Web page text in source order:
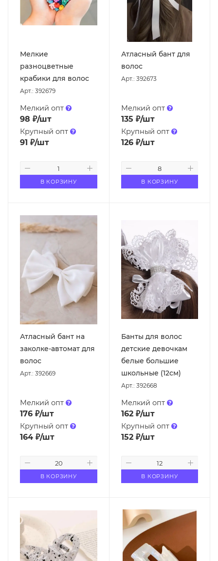
Мелкие
разноцветные
крабики для волос
Арт.: 392679
Мелкий опт
98 ₽/шт
Крупный опт
91 ₽/шт
В КОРЗИНУ
Атласный бант для
волос
Арт.: 392673
Мелкий опт
135 ₽/шт
Крупный опт
126₽/шт
В КОРЗИНУ
Атласный бант на
заколке-автомат для
волос
Арт.: 392669
Мелкий опт
176 ₽/шт
Крупный опт
164 ₽/шт
В КОРЗИНУ
Банты для волос
детские девочкам
белые большие
школьные (12см)
Арт.: 392668
Мелкий опт
162₽/шт
Крупный опт
152₽/шт
В КОРЗИНУ